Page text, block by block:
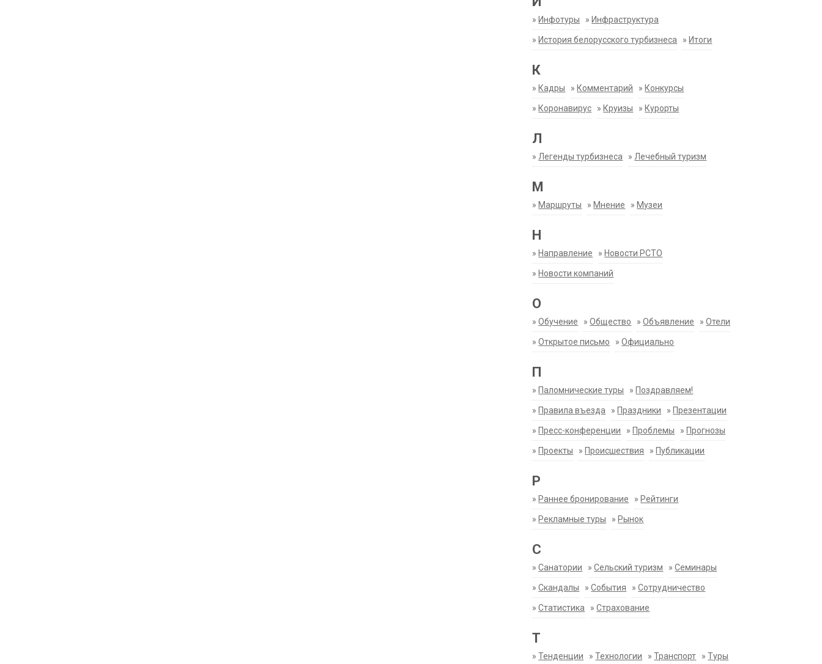
» Инфотуры » Инфраструктура
» История белорусского турбизнеса » Итоги
К
» Кадры » Комментарий » Конкурсы
» Коронавирус » Круизы » Курорты
Л
» Легенды турбизнеса » Лечебный туризм
М
» Маршруты » Мнение » Музеи
Н
» Направление » Новости РСТО
» Новости компаний
О
»Обучение »Общество »Объявление »Отели
»Открытое письмо »Официально
П
» Паломнические туры » Поздравляем!
» Правила въезда » Праздники » Презентации
» Пресс-конференции » Проблемы » Прогнозы
» Проекты » Происшествия » Публикации
Р
» Раннее бронирование » Рейтинги
» Рекламные туры » Рынок
С
»Санатории »Сельский туризм »Семинары
»Скандалы »События »Сотрудничество
»Статистика »Страхование
Т
»Тенденции »Технологии »Транспорт »Туры